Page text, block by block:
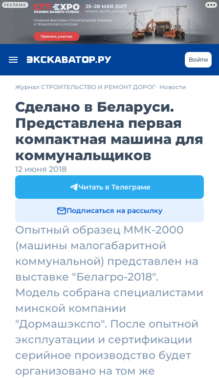
РЕКЛАМА
Войти
Журнал СТРОИТЕЛЬСТВО И РЕМОНТ ДОРОГ Новости
Сделано в Беларуси.
Представлена первая
компактная машина для
коммунальщиков
12 июня 2018
Читать в Телеграме
Подписаться на рассылку
Опытный образец ММК-2000
(машины малогабаритной
коммунальной) представлен на
выставке "Белагро-2018".
Модель собрана специалистами
минской компании
"Дормашэкспо". После опытной
эксплуатации и сертификации
серийное производство будет
организовано на том же